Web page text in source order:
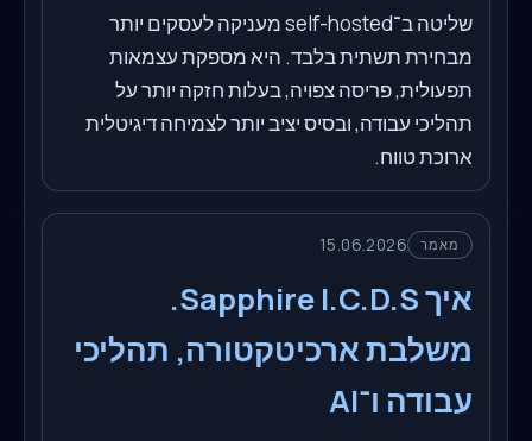
שליטה ב־self-hosted מעניקה לעסקים יותר
מבחירת תשתית בלבד. היא מספקת עצמאות
תפעולית, פריסה צפויה, בעלות חזקה יותר על
תהליכי עבודה, ובסיס יציב יותר לצמיחה דיגיטלית
ארוכת טווח.
מאמר 15.06.2026
איך Sapphire I.C.D.S.
משלבת ארכיטקטורה, תהליכי
עבודה ו־AI